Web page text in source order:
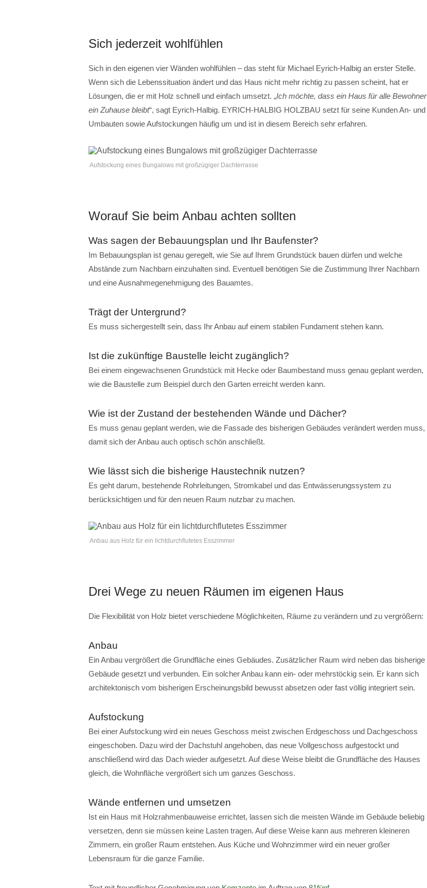
Sich jederzeit wohlfühlen
Sich in den eigenen vier Wänden wohlfühlen – das steht für Michael Eyrich-Halbig an erster Stelle.
Wenn sich die Lebenssituation ändert und das Haus nicht mehr richtig zu passen scheint, hat er
Lösungen, die er mit Holz schnell und einfach umsetzt. „Ich möchte, dass ein Haus für alle Bewohner
ein Zuhause bleibt“, sagt Eyrich-Halbig. EYRICH-HALBIG HOLZBAU setzt für seine Kunden An- und
Umbauten sowie Aufstockungen häufig um und ist in diesem Bereich sehr erfahren.
Aufstockung eines Bungalows mit großzügiger Dachterrasse
Worauf Sie beim Anbau achten sollten
Was sagen der Bebauungsplan und Ihr Baufenster?
Im Bebauungsplan ist genau geregelt, wie Sie auf Ihrem Grundstück bauen dürfen und welche
Abstände zum Nachbarn einzuhalten sind. Eventuell benötigen Sie die Zustimmung Ihrer Nachbarn
und eine Ausnahmegenehmigung des Bauamtes.
Trägt der Untergrund?
Es muss sichergestellt sein, dass Ihr Anbau auf einem stabilen Fundament stehen kann.
Ist die zukünftige Baustelle leicht zugänglich?
Bei einem eingewachsenen Grundstück mit Hecke oder Baumbestand muss genau geplant werden,
wie die Baustelle zum Beispiel durch den Garten erreicht werden kann.
Wie ist der Zustand der bestehenden Wände und Dächer?
Es muss genau geplant werden, wie die Fassade des bisherigen Gebäudes verändert werden muss,
damit sich der Anbau auch optisch schön anschließt.
Wie lässt sich die bisherige Haustechnik nutzen?
Es geht darum, bestehende Rohrleitungen, Stromkabel und das Entwässerungssystem zu
berücksichtigen und für den neuen Raum nutzbar zu machen.
Anbau aus Holz für ein lichtdurchflutetes Esszimmer
Drei Wege zu neuen Räumen im eigenen Haus
Die Flexibilität von Holz bietet verschiedene Möglichkeiten, Räume zu verändern und zu vergrößern:
Anbau
Ein Anbau vergrößert die Grundfläche eines Gebäudes. Zusätzlicher Raum wird neben das bisherige
Gebäude gesetzt und verbunden. Ein solcher Anbau kann ein- oder mehrstöckig sein. Er kann sich
architektonisch vom bisherigen Erscheinungsbild bewusst absetzen oder fast völlig integriert sein.
Aufstockung
Bei einer Aufstockung wird ein neues Geschoss meist zwischen Erdgeschoss und Dachgeschoss
eingeschoben. Dazu wird der Dachstuhl angehoben, das neue Vollgeschoss aufgestockt und
anschließend wird das Dach wieder aufgesetzt. Auf diese Weise bleibt die Grundfläche des Hauses
gleich, die Wohnfläche vergrößert sich um ganzes Geschoss.
Wände entfernen und umsetzen
Ist ein Haus mit Holzrahmenbauweise errichtet, lassen sich die meisten Wände im Gebäude beliebig
versetzen, denn sie müssen keine Lasten tragen. Auf diese Weise kann aus mehreren kleineren
Zimmern, ein großer Raum entstehen. Aus Küche und Wohnzimmer wird ein neuer großer
Lebensraum für die ganze Familie.